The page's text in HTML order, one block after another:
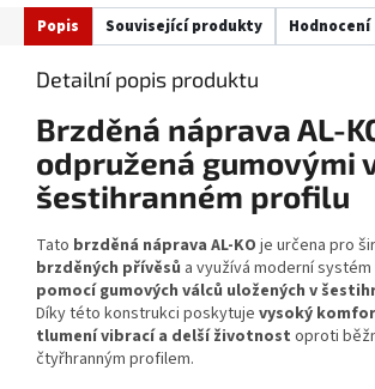
Popis Související produkty Hodnocení
Detailní popis produktu
Brzděná náprava AL-
odpružená gumovými
šestihranném profilu
Tato brzděná náprava AL-KO je určena pro
brzděných přívěsů a využívá moderní systém
pomocí gumových válců uložených v
Díky této konstrukci poskytuje vysoký
tlumení vibrací a delší životnost oproti
čtyřhranným profilem.